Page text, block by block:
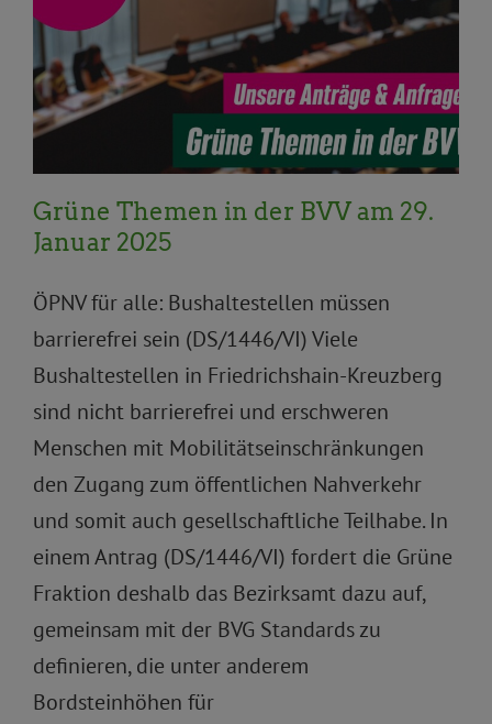
Aktuelles Allgemein Anträge und Anfragen BVV
BVV Aktuelles Pressemitteilungen Statement
Topnews xx wird benötigt
Grüne Themen in der BVV am 29.
Januar 2025
ÖPNV für alle: Bushaltestellen müssen
barrierefrei sein (DS/1446/VI) Viele
Bushaltestellen in Friedrichshain-Kreuzberg
sind nicht barrierefrei und erschweren
Menschen mit Mobilitätseinschränkungen
den Zugang zum öffentlichen Nahverkehr
und somit auch gesellschaftliche Teilhabe. In
einem Antrag (DS/1446/VI) fordert die Grüne
Fraktion deshalb das Bezirksamt dazu auf,
gemeinsam mit der BVG Standards zu
definieren, die unter anderem
Bordsteinhöhen für